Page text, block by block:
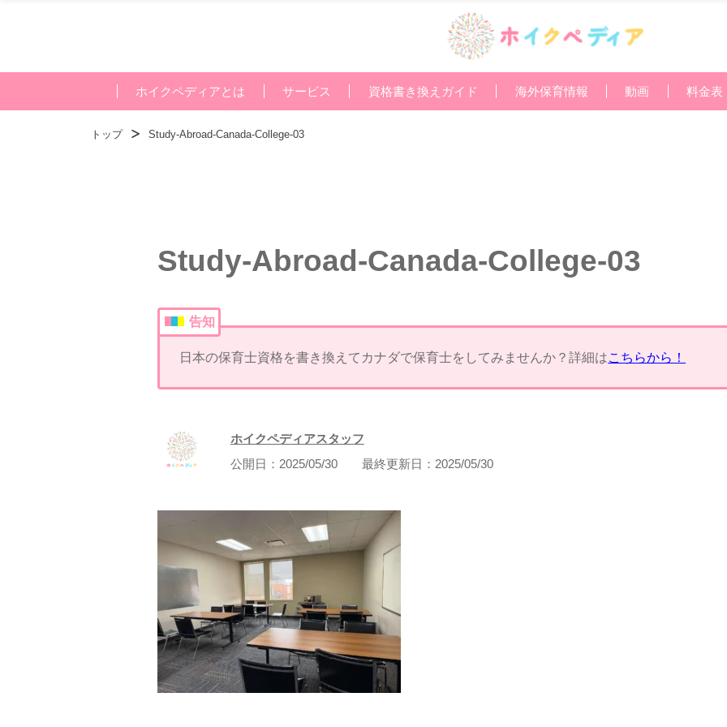
ホイクペディアとは サービス 資格書き換えガイド 海外保育情報 動画 料金表
トップ Study-Abroad-Canada-College-03
Study-Abroad-Canada-College-03
告知
日本の保育士資格を書き換えてカナダで保育士をしてみませんか？詳細はこちらから！
ホイクペディアスタッフ
公開日： 2025/05/30 最終更新日： 2025/05/30